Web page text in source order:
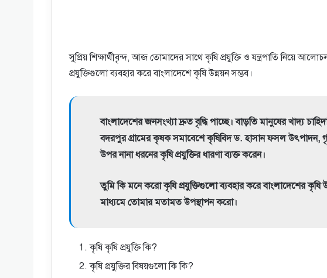
সুপ্রিয় শিক্ষার্থীবৃন্দ, আজ তোমাদের সাথে কৃষি প্রযুক্তি ও যন্ত্রপাতি
প্রযুক্তিগুলো ব্যবহার করে বাংলাদেশে কৃষি উন্নয়ন সম্ভব।
বাংলাদেশের জনসংখ্যা দ্রুত বৃদ্ধি পাচ্ছে। বাড়তি মানুষের খাদ্য
বদরপুর গ্রামের কৃষক সমাবেশে কৃষিবিদ ড. হাসান ফসল উৎপাদন,
উপর নানা ধরনের কৃষি প্রযুক্তির ধারণা ব্যক্ত করেন।
তুমি কি মনে করো কৃষি প্রযুক্তিগুলো ব্যবহার করে বাংলাদেশের কৃষি
মাধ্যমে তোমার মতামত উপস্থাপন করো।
কৃষি কৃষি প্রযুক্তি কি?
কৃষি প্রযুক্তির বিষয়গুলো কি কি?